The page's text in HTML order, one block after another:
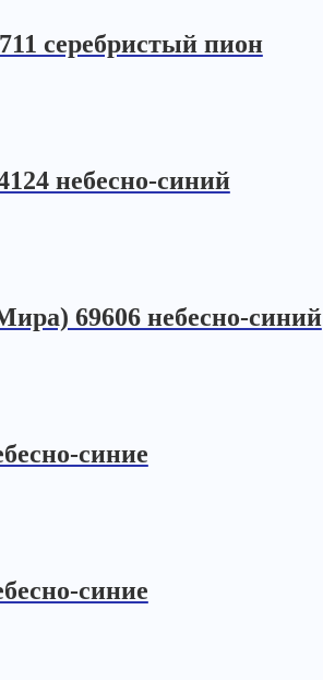
серебристый пион
небесно-синий
69606 небесно-синий
синие
синие